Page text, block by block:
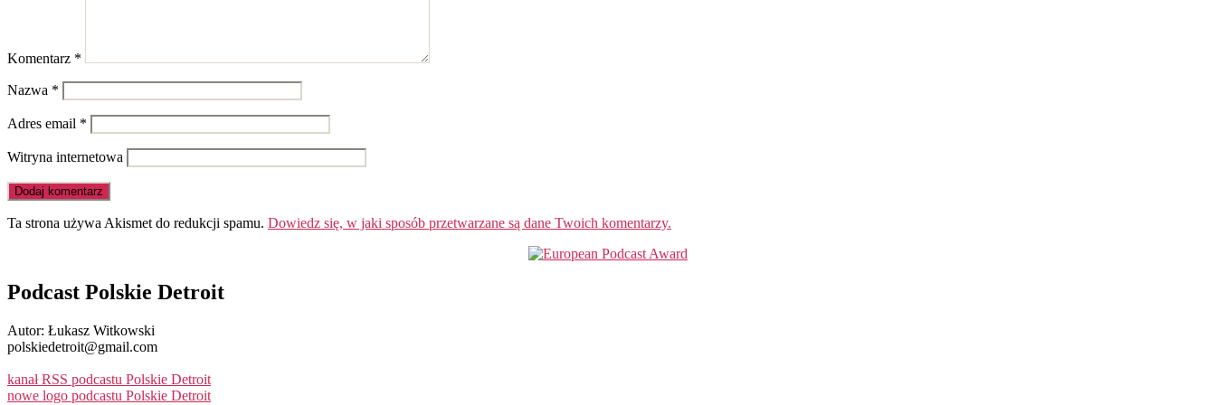
Komentarz *
Nazwa *
Adres email *
Witryna internetowa
Ta strona używa Akismet do redukcji spamu. Dowiedz się, w jaki sposób przetwarzane są dane Twoich komentarzy.
Podcast Polskie Detroit
Autor: Łukasz Witkowski
polskiedetroit@gmail.com
kanał RSS podcastu Polskie Detroit
nowe logo podcastu Polskie Detroit